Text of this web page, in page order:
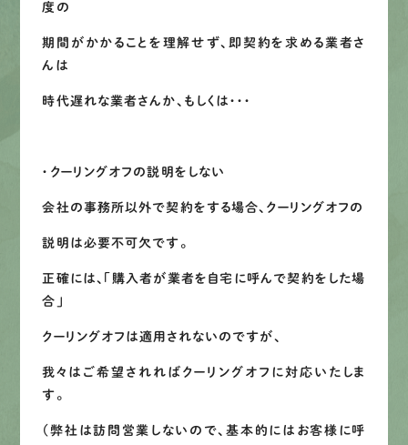
度の
期間がかかることを理解せず、即契約を求める業者さ
んは
時代遅れな業者さんか、もしくは・・・
・クーリングオフの説明をしない
会社の事務所以外で契約をする場合、クーリングオフの
説明は必要不可欠です。
正確には、「購入者が業者を自宅に呼んで契約をした場
合」
クーリングオフは適用されないのですが、
我々はご希望されればクーリングオフに対応いたしま
す。
（弊社は訪問営業しないので、基本的にはお客様に呼